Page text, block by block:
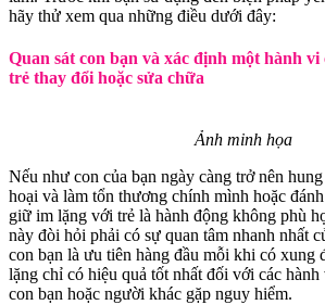
hãy thử xem qua những điều dưới đây:
Quan sát con bạn và xác định một hành vi
trẻ thay đổi hoặc sửa chữa
Ảnh minh họa
Nếu như con của bạn ngày càng trở nên
hoại và làm tổn thương chính mình hoặc
giữ im lặng với trẻ là hành động không phù
này đòi hỏi phải có sự quan tâm nhanh nhất
con bạn là ưu tiên hàng đầu mỗi khi có xung
lặng chỉ có hiệu quả tốt nhất đối với các
con bạn hoặc người khác gặp nguy hiểm.